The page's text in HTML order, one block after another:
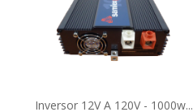
Inversor 12V A 120V - 1000w...